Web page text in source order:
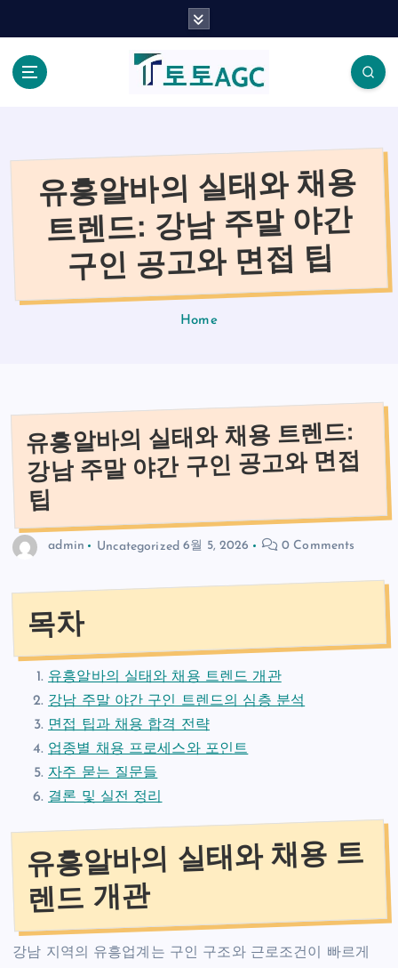
유흥알바의 실태와 채용
트렌드: 강남 주말 야간
구인 공고와 면접 팁
Home
유흥알바의 실태와 채용 트렌드:
강남 주말 야간 구인 공고와 면접
팁
admin Uncategorized 6월 5, 2026 0 Comments
목차
유흥알바의 실태와 채용 트렌드 개관
강남 주말 야간 구인 트렌드의 심층 분석
면접 팁과 채용 합격 전략
업종별 채용 프로세스와 포인트
자주 묻는 질문들
결론 및 실전 정리
유흥알바의 실태와 채용 트
렌드 개관
강남 지역의 유흥업계는 구인 구조와 근로조건이 빠르게